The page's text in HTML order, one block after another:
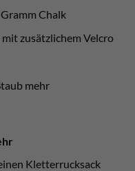
Chalk
zusätzlichem Velcro
mehr
Kletterrucksack